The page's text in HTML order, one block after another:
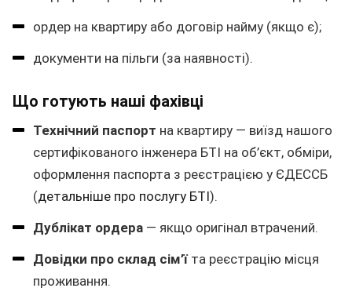
ордер на квартиру або договір найму (якщо є);
документи на пільги (за наявності).
Що готують наші фахівці
Технічний паспорт на квартиру — виїзд нашого
сертифікованого інженера БТІ на об’єкт, обміри,
оформлення паспорта з реєстрацією у ЄДЕССБ
(детальніше про послугу БТІ).
Дублікат ордера — якщо оригінал втрачений.
Довідки про склад сім’їта реєстрацію місця
проживання.